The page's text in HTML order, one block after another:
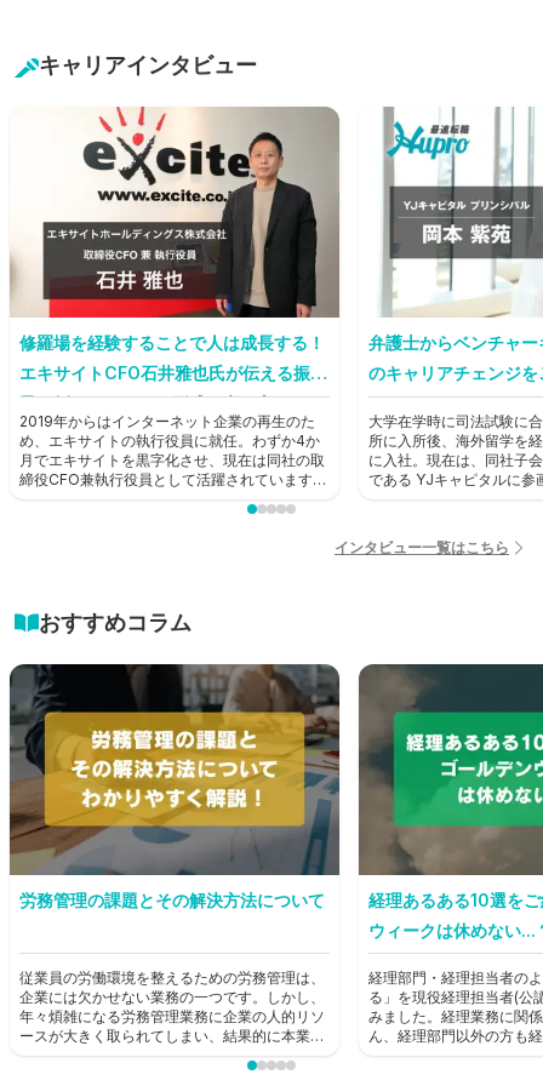
キャリアインタビュー
修羅場を経験することで人は成長する！
エキサイトCFO石井雅也氏が伝える振り
子に例えたキャリア形成の考え方とは？
【前編】
2019年からはインターネット企業の再生のた
め、エキサイトの執行役員に就任。わずか4か
月でエキサイトを黒字化させ、現在は同社の取
締役CFO兼執行役員として活躍されています。
弁護士からベンチャ
のキャリアチェンジを
大学在学時に司法試験に
所に入所後、海外留学を
に入社。現在は、同社子
である YJキャピタルに参
インタビュー一覧はこちら
おすすめコラム
労務管理の課題とその解決方法について
従業員の労働環境を整えるための労務管理は、
企業には欠かせない業務の一つです。しかし、
年々煩雑になる労務管理業務に企業の人的リソ
ースが大きく取られてしまい、結果的に本業に
本記事では労務管理における課題を見直し、解
経理あるある10選を
ウィークは休めない...
経理部門・経理担当者の
る」を現役経理担当者(公
みました。経理業務に関
ん、経理部門以外の方も